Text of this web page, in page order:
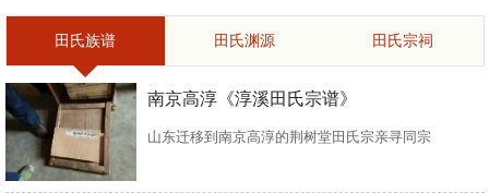
田氏族谱 田氏渊源 田氏宗祠
南京高淳《淳溪田氏宗谱》
山东迁移到南京高淳的荆树堂田氏宗亲寻同宗